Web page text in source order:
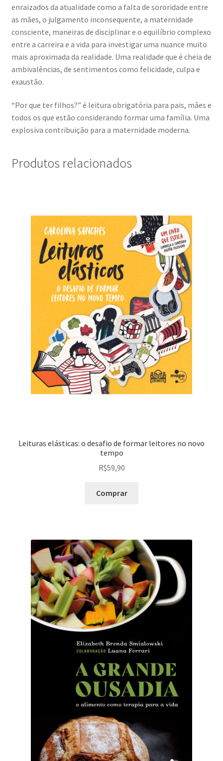
enraizados da atualidade como a falta de sororidade entre
as mães, o julgamento inconsequente, a maternidade
consciente, maneiras de disciplinar e o equilíbrio complexo
entre a carreira e a vida para investigar uma nuance muito
mais aproximada da realidade. Uma realidade que é cheia de
ambivalências, de sentimentos como felicidade, culpa e
exaustão.
“Por que ter filhos?” é leitura obrigatória para pais, mães e
todos os que estão considerando formar uma família. Uma
explosiva contribuição para a maternidade moderna.
Produtos relacionados
Leituras elásticas: o desafio de formar leitores no novo
tempo
R$59,90
Comprar